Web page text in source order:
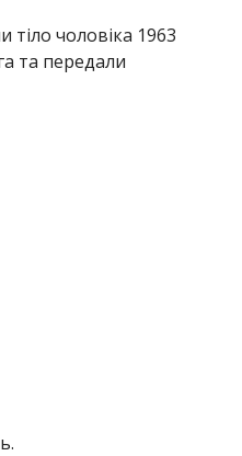
чоловіка 1963
та передали